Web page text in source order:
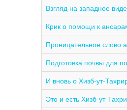
Взгляд на западное
Крик о помощи к
Проницательное слово
Подготовка почвы для
И вновь о Хизб-ут-
Это и есть Хизб-ут-